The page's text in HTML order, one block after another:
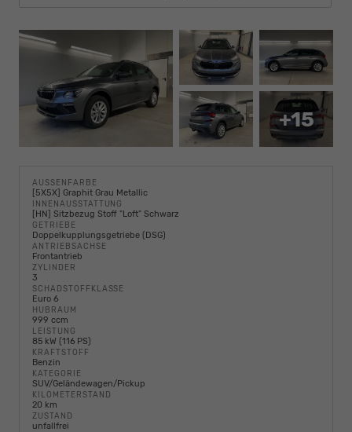
+15
AUSSENFARBE
[5X5X] Graphit Grau Metallic
INNENAUSSTATTUNG
[HN] Sitzbezug Stoff "Loft" Schwarz
GETRIEBE
Doppelkupplungsgetriebe (DSG)
ANTRIEBSACHSE
Frontantrieb
ZYLINDER
3
SCHADSTOFFKLASSE
Euro 6
HUBRAUM
999 ccm
LEISTUNG
85 kW (116 PS)
KRAFTSTOFF
Benzin
KATEGORIE
SUV/Geländewagen/Pickup
KILOMETERSTAND
20 km
ZUSTAND
unfallfrei